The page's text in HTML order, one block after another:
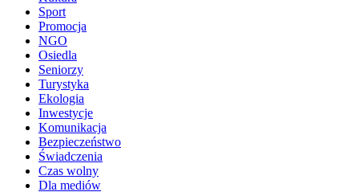
Sport
Promocja
NGO
Osiedla
Seniorzy
Turystyka
Ekologia
Inwestycje
Komunikacja
Bezpieczeństwo
Świadczenia
Czas wolny
Dla mediów